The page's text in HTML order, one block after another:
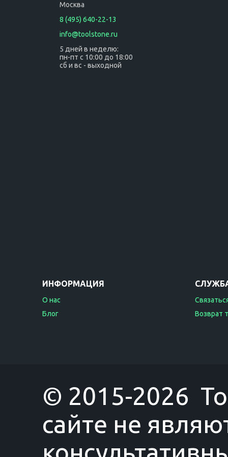
Москва
8 (495) 640-22-13
info@toolstone.ru
5 дней в неделю:
пн-пт с 10:00 до 18:00
сб и вс - выходной
ИНФОРМАЦИЯ
О нас
Блог
Возврат
© 2015-2026
сайте не